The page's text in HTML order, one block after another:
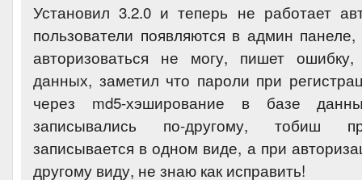
Установил 3.2.0 и теперь не работает
пользователи появляются в админ
авторизоваться не могу, пишет
данных, заметил что пароли при
через md5-хэширование в базе
записывались по-другому, тобиш
записывается в одном виде, а при
другому виду, не знаю как исправить!